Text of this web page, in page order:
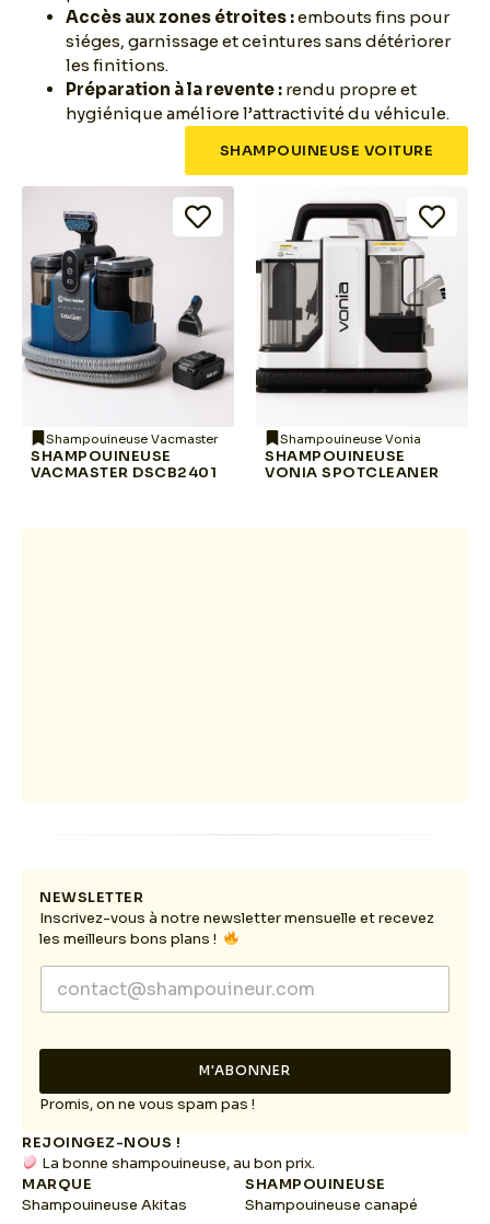
Accès aux zones étroites :embouts fins pour
siéges, garnissage et ceintures sans détériorer
les finitions.
Préparation à la revente : rendu propre et
hygiénique améliore l’attractivité du véhicule.
SHAMPOUINEUSE VOITURE
Shampouineuse Vacmaster
SHAMPOUINEUSE
VACMASTER DSCB2401
Shampouineuse Vonia
SHAMPOUINEUSE
VONIA SPOTCLEANER
NEWSLETTER
Inscrivez-vous à notre newsletter mensuelle et recevez
les meilleurs bons plans !
m
i
l
E
a
l
M'ABONNER
Promis, on ne vous spam pas !
REJOINGEZ-NOUS !
La bonne shampouineuse, au bon prix.
MARQUE
Shampouineuse Akitas
SHAMPOUINEUSE
Shampouineuse canapé